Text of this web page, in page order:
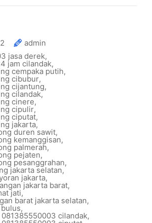
admin
jasa derek,
jam cilandak,
cempaka putih,
cibubur,
cijantung,
cilandak,
cinere,
cipulir,
ciputat,
jakarta,
duren sawit,
kemanggisan,
palmerah,
pejaten,
pesanggrahan,
jakarta selatan,
jakarta,
jakarta barat,
jati,
barat jakarta selatan,
,
cilandak,